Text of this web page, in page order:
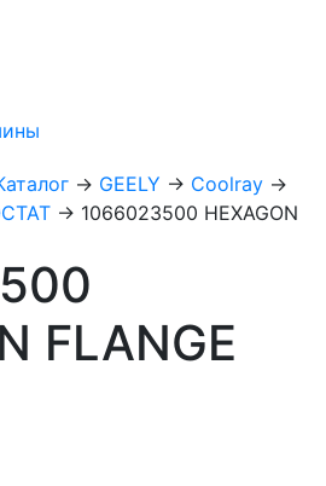
→ GEELY → Coolray →
→ 1066023500 HEXAGON
FLANGE